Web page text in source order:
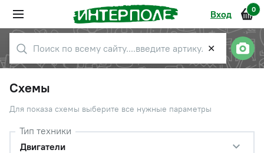
Вход 0
✕
Схемы
Для показа схемы выберите все нужные параметры
Тип техники
Двигатели